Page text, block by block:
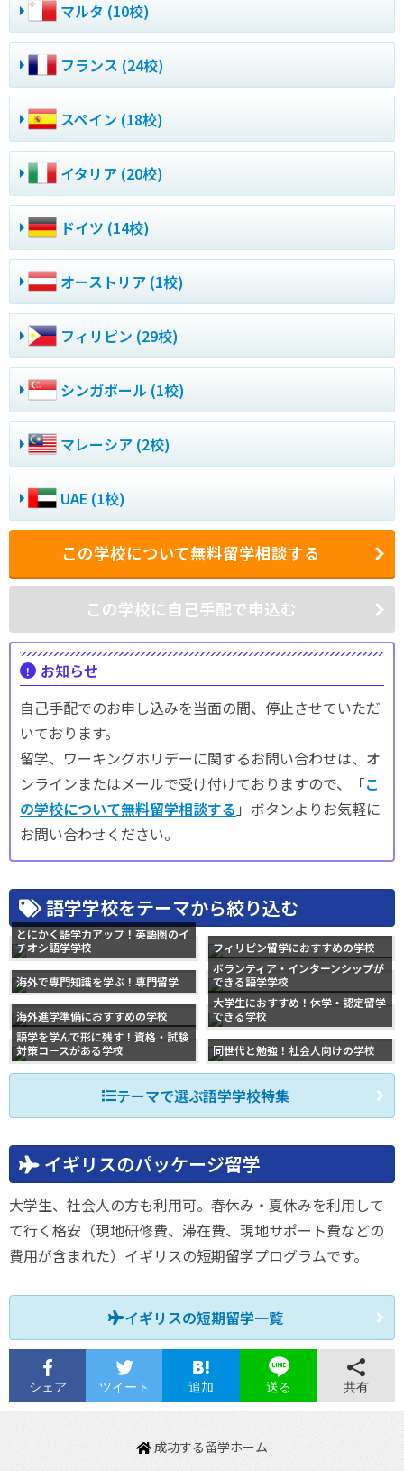
マルタ (10校)
フランス (24校)
スペイン (18校)
イタリア (20校)
ドイツ (14校)
オーストリア (1校)
フィリピン (29校)
シンガポール (1校)
マレーシア (2校)
UAE (1校)
この学校について無料留学相談する
この学校に自己手配で申込む
お知らせ
自己手配でのお申し込みを当面の間、停止させていただ
いております。
留学、ワーキングホリデーに関するお問い合わせは、オ
ンラインまたはメールで受け付けておりますので、「こ
の学校について無料留学相談する 」ボタンよりお気軽に
お問い合わせください。
語学学校をテーマから絞り込む
とにかく語学力アップ！英語圏のイ
チオシ語学学校
フィリピン留学におすすめの学校
海外で専門知識を学ぶ！専門留学
ボランティア・インターンシップが
できる語学学校
海外進学準備におすすめの学校
大学生におすすめ！休学・認定留学
できる学校
語学を学んで形に残す！資格・試験
対策コースがある学校
同世代と勉強！社会人向けの学校
テーマで選ぶ語学学校特集
イギリスのパッケージ留学
大学生、社会人の方も利用可。春休み・夏休みを利用して
て行く格安（現地研修費、滞在費、現地サポート費などの
費用が含まれた）イギリスの短期留学プログラムです。
イギリスの短期留学一覧
シェア ツイート 追加 送る 共有
成功する留学ホーム